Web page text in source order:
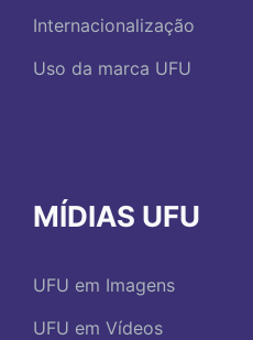
Internacionalização
Uso da marca UFU
MÍDIAS UFU
UFU em Imagens
UFU em Vídeos